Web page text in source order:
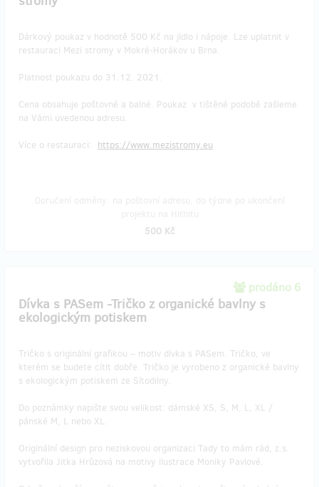
Dárkový poukaz v hodnotě 500 Kč na jídlo i nápoje. Lze uplatnit v
restauraci Mezi stromy v Mokré-Horákov u Brna.
Platnost poukazu do 31.12. 2021.
Cena obsahuje poštovné a balné. Poukaz v tištěné podobě zašleme
na Vámi uvedenou adresu.
Více o restauraci: https://www.mezistromy.eu
500 Kč
prodáno 6
Dívka s PASem -Tričko z organické bavlny s
ekologickým potiskem
Tričko s originální grafikou – motiv dívka s PASem. Tričko, ve
kterém se budete cítit dobře. Tričko je vyrobeno z organické bavlny
s ekologickým potiskem ze Sítodilny.
Do poznámky napište svou velikost: dámské XS, S, M, L, XL /
pánské M, L nebo XL.
Originální design pro neziskovou organizaci Tady to mám rád, z.s.
vytvořila Jitka Hrůzová na motivy ilustrace Moniky Pavlové.